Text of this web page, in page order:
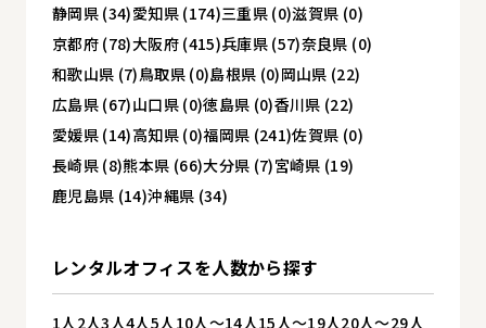
静岡県 (34)愛知県 (174)三重県 (0)滋賀県 (0)
京都府 (78)大阪府 (415)兵庫県 (57)奈良県 (0)
和歌山県 (7)鳥取県 (0)島根県 (0)岡山県 (22)
広島県 (67)山口県 (0)徳島県 (0)香川県 (22)
愛媛県 (14)高知県 (0)福岡県 (241)佐賀県 (0)
長崎県 (8)熊本県 (66)大分県 (7)宮崎県 (19)
鹿児島県 (14)沖縄県 (34)
レンタルオフィスを人数から探す
1人 2人3人4人5人 10人～14人15人～19人20人～29人